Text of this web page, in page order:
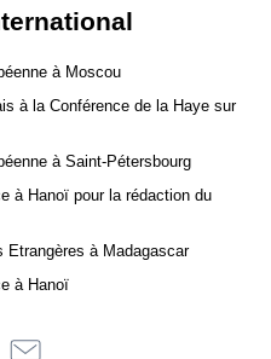
à Moscou
à la Conférence de la Haye sur
à Saint-Pétersbourg
à Hanoï pour la rédaction du
Etrangères à Madagascar
à Hanoï